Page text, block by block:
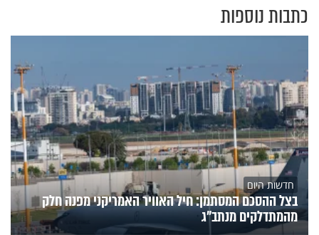
כתבות נוספות
חדשות היום
בצל ההסכם המסתמן: חיל האוויר האמריקני מפנה חלק
מהמתדלקים מנתב"ג